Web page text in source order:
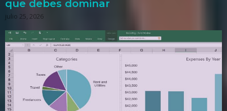
que debes dominar
julio 25, 2026